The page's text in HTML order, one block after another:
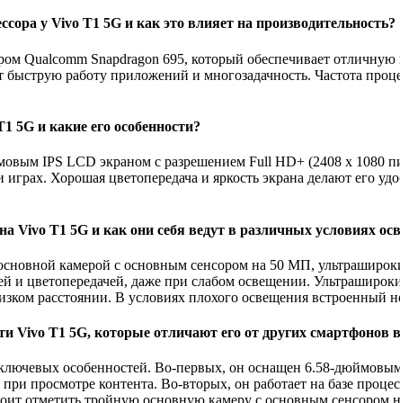
у Vivo T1 5G и как это влияет на производительность?
Qualcomm Snapdragon 695, который обеспечивает
быструю работу приложений и многозадачность. Частота
5G и какие его особенности?
IPS LCD экраном с разрешением Full HD+ (2408 x 1080
Хорошая цветопередача и яркость экрана делают его
Vivo T1 5G и как они себя ведут в различных условиях
камерой с основным сенсором на 50 МП,
и цветопередачей, даже при слабом освещении.
расстоянии. В условиях плохого освещения встроенный
Vivo T1 5G, которые отличают его от других смартфонов
особенностей. Во-первых, он оснащен 6.58-
просмотре контента. Во-вторых, он работает на базе